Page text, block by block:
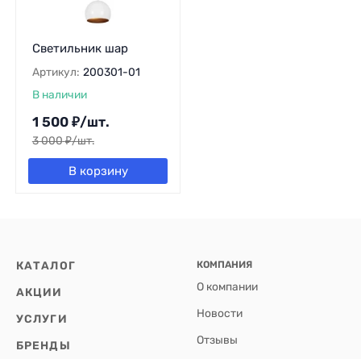
Светильник шар
Артикул: 200301-01
В наличии
1 500 ₽/шт.
3 000₽/шт.
В корзину
КАТАЛОГ
АКЦИИ
УСЛУГИ
БРЕНДЫ
КОМПАНИЯ
О компании
Новости
Отзывы